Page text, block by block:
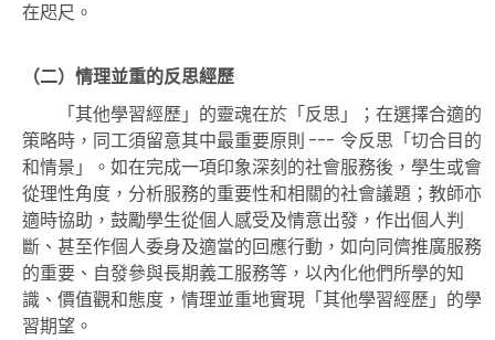
在咫尺。
（二）情理並重的反思經歷
「其他學習經歷」的靈魂在於「反思」；在選擇合適的
策略時，同工須留意其中最重要原則 --- 令反思「切合目的
和情景」。如在完成一項印象深刻的社會服務後，學生或會
從理性角度，分析服務的重要性和相關的社會議題；教師亦
適時協助，鼓勵學生從個人感受及情意出發，作出個人判
斷、甚至作個人委身及適當的回應行動，如向同儕推廣服務
的重要、自發參與長期義工服務等，以內化他們所學的知
識、價值觀和態度，情理並重地實現「其他學習經歷」的學
習期望。